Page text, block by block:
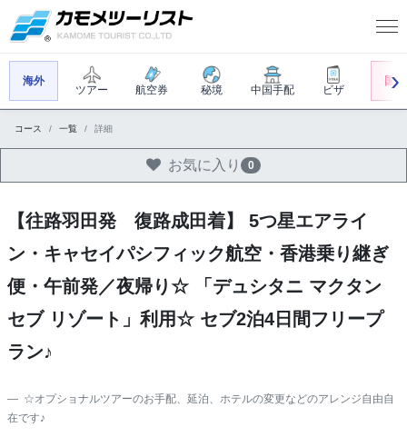
海外
ツアー 航空券 秘境 中国手配 ビザ
国内
コース 一覧 詳細
お気に入り 0
【往路羽田発 復路成田着】 5つ星エアライ
ン・キャセイパシフィック航空・香港乗り継ぎ
便・午前発／夜帰り☆ 「デュシタニ マクタン
セブ リゾート」利用☆ セブ2泊4日間フリープ
ラン♪
☆オプショナルツアーのお手配、延泊、ホテルの変更などのアレンジ自由自
在です♪